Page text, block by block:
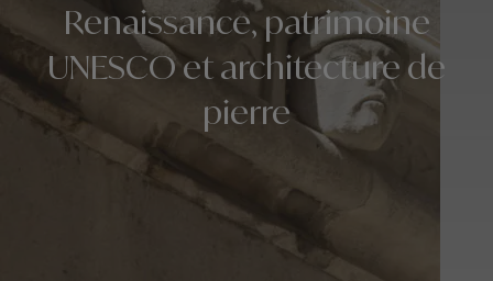
Renaissance, patrimoine
UNESCO et architecture de
pierre